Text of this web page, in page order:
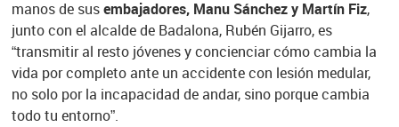
manos de susembajadores, Manu Sánchez y Martín Fiz,
junto con el alcalde de Badalona, Rubén Gijarro, es
“transmitir al resto jóvenes y concienciar cómo cambia la
vida por completo ante un accidente con lesión medular,
no solo por la incapacidad de andar, sino porque cambia
todo tu entorno”.